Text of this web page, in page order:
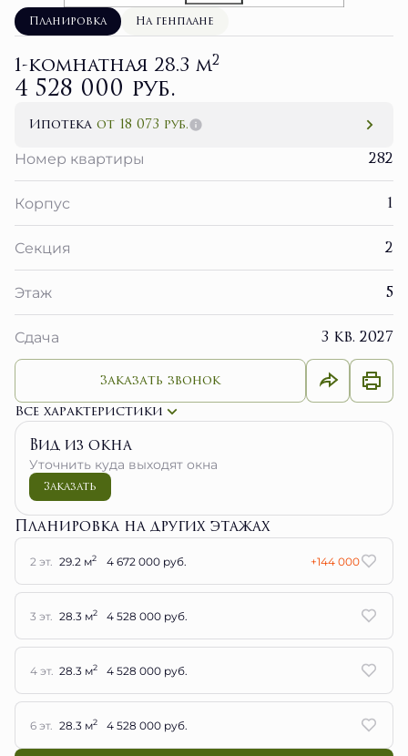
Планировка На генплане
1-комнатная 28.3 м2
4 528 000 руб.
Ипотека от 18 073 руб.
Номер квартиры
282
Корпус 1
Секция 2
Этаж 5
Сдача 3 кв. 2027
Заказать звонок
Все характеристики
Вид из окна
Уточнить куда выходят окна
Заказать
Планировка на других этажах
2 эт. 29.2 м2 4 672 000 руб. +144 000
3 эт. 28.3 м2 4 528 000 руб.
4 эт. 28.3 м2 4 528 000 руб.
6 эт. 28.3 м2 4 528 000 руб.